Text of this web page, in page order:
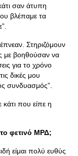
σαν άτυπη
βλέπαμε τα
Στηριζόμουν
με βοηθούσαν να
για το χρόνο
δικές μου
συνδυασμός”.
που είπε η
φετινό ΜΡΔ;
είμαι πολύ ευθύς